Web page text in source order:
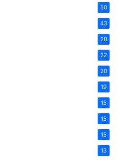
50
43
28
22
20
19
15
15
15
13